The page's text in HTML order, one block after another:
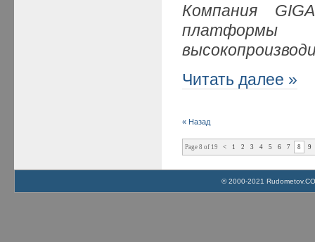
Компания
Читать далее »
« Назад
Page 8 of 19 < 1 2 3 4 5 6 7 8 9
© 2000-2021